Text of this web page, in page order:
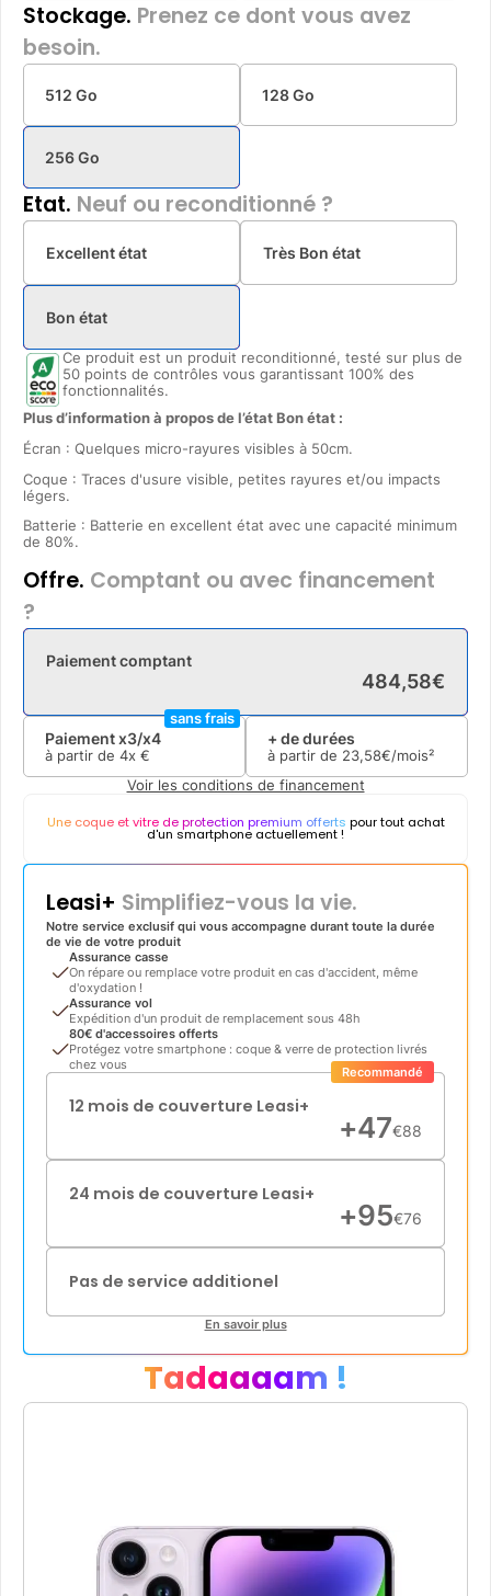
Stockage. Prenez ce dont vous avez
besoin.
512 Go 128 Go
256 Go
Etat. Neuf ou reconditionné ?
Excellent état Très Bon état
Bon état
Ce produit est un produit reconditionné, testé sur plus de
50 points de contrôles vous garantissant 100% des
fonctionnalités.
Plus d’information à propos de l’état Bon état :
Écran : Quelques micro-rayures visibles à 50cm.
Coque : Traces d'usure visible, petites rayures et/ou impacts
légers.
Batterie : Batterie en excellent état avec une capacité minimum
de 80%.
Offre. Comptant ou avec financement
?
Paiement comptant
484,58€
Paiement x3/x4
à partir de 4x €
sans frais
+ de durées
à partir de 23,58€/mois²
Voir les conditions de financement
Une coque et vitre de protection premium offerts pour tout achat
d'un smartphone actuellement !
Leasi+ Simplifiez-vous la vie.
Notre service exclusif qui vous accompagne durant toute la durée
de vie de votre produit
Assurance casse
On répare ou remplace votre produit en cas d'accident, même
d'oxydation !
Assurance vol
Expédition d'un produit de remplacement sous 48h
80€ d'accessoires offerts
Protégez votre smartphone : coque & verre de protection livrés
chez vous
12 mois de couverture Leasi+
+47€88
Recommandé
24 mois de couverture Leasi+
+95€76
Pas de service additionel
En savoir plus
Tadaaaam !